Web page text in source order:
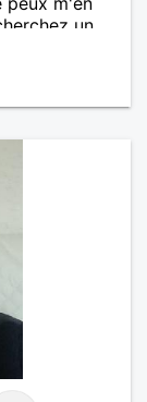
un
à l'écoute et
le
vie
sur la